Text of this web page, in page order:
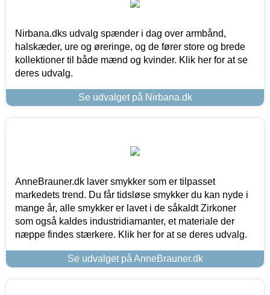
Nirbana.dks udvalg spænder i dag over armbånd,
halskæder, ure og øreringe, og de fører store og brede
kollektioner til både mænd og kvinder. Klik her for at se
deres udvalg.
Se udvalget på Nirbana.dk
AnneBrauner.dk laver smykker som er tilpasset
markedets trend. Du får tidsløse smykker du kan nyde i
mange år, alle smykker er lavet i de såkaldt Zirkoner
som også kaldes industridiamanter, et materiale der
næppe findes stærkere. Klik her for at se deres udvalg.
Se udvalget på AnneBrauner.dk